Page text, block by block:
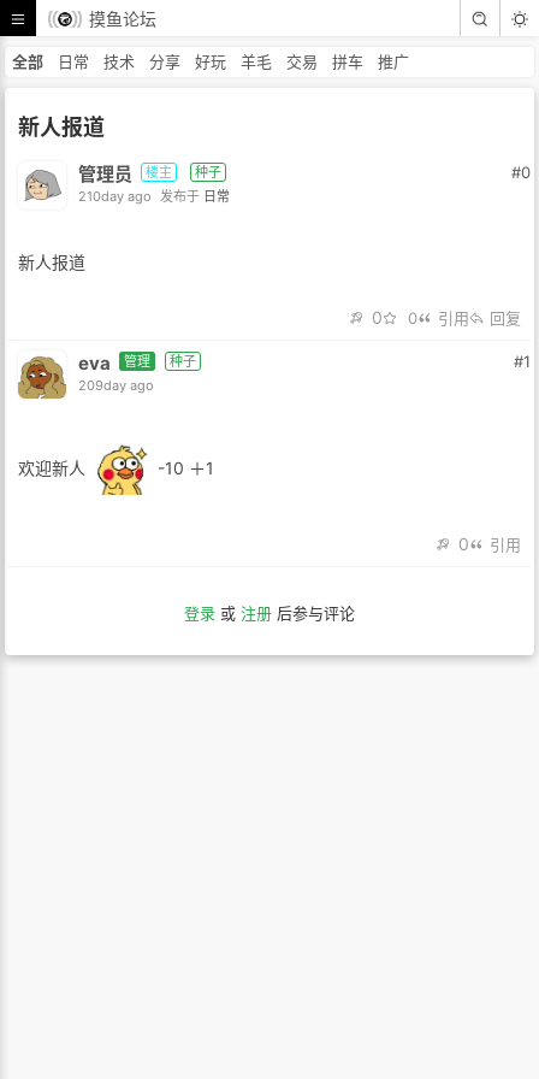
摸鱼论坛
全部 日常 技术 分享 好玩 羊毛 交易 拼车 推广
新人报道
管理员 楼主
种子
210day ago
发布于 日常
#0
新人报道
0 0 引用 回复
eva 管理
种子
209day ago
#1
欢迎新人 -10 ＋1
0 引用
登录 或 注册 后参与评论